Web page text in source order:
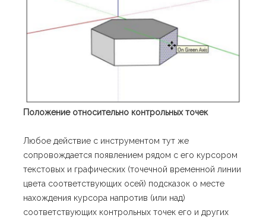
Положение относительно контрольных точек
Любое действие с инструментом тут же
сопровождается появлением рядом с его курсором
текстовых и графических (точечной временной линии
цвета соответствующих осей) подсказок о месте
нахождения курсора напротив (или над)
соответствующих контрольных точек его и других